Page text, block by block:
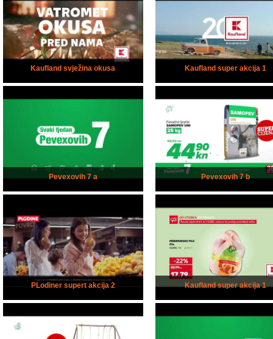
Kaufland svježina okusa Kaufland super akcija 1
Pevexovih 7 a Pevexovih 7 b
PLodiner supert akcija 2 Kaufland super akcija 1